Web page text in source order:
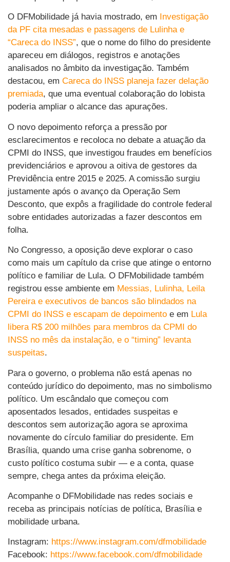
O DFMobilidade já havia mostrado, em
Investigação
da PF cita mesadas e passagens de Lulinha e
“Careca do INSS”, que o nome do filho do presidente
apareceu em diálogos, registros e anotações
analisados no âmbito da investigação. Também
destacou, em Careca do INSS planeja fazer delação
premiada, que uma eventual colaboração do lobista
poderia ampliar o alcance das apurações.
O novo depoimento reforça a pressão por
esclarecimentos e recoloca no debate a atuação da
CPMI do INSS, que investigou fraudes em benefícios
previdenciários e aprovou a oitiva de gestores da
Previdência entre 2015 e 2025. A comissão surgiu
justamente após o avanço da Operação Sem
Desconto, que expôs a fragilidade do controle federal
sobre entidades autorizadas a fazer descontos em
folha.
No Congresso, a oposição deve explorar o caso
como mais um capítulo da crise que atinge o entorno
político e familiar de Lula. O DFMobilidade também
registrou esse ambiente em Messias, Lulinha, Leila
Pereira e executivos de bancos são blindados na
CPMI do INSS e escapam de depoimento e em Lula
libera R$ 200 milhões para membros da CPMI do
INSS no mês da instalação, e o “timing” levanta
suspeitas.
Para o governo, o problema não está apenas no
conteúdo jurídico do depoimento, mas no simbolismo
político. Um escândalo que começou com
aposentados lesados, entidades suspeitas e
descontos sem autorização agora se aproxima
novamente do círculo familiar do presidente. Em
Brasília, quando uma crise ganha sobrenome, o
custo político costuma subir — e a conta, quase
sempre, chega antes da próxima eleição.
Acompanhe o DFMobilidade nas redes sociais e
receba as principais notícias de política, Brasília e
mobilidade urbana.
Instagram: https://www.instagram.com/dfmobilidade
Facebook: https://www.facebook.com/dfmobilidade